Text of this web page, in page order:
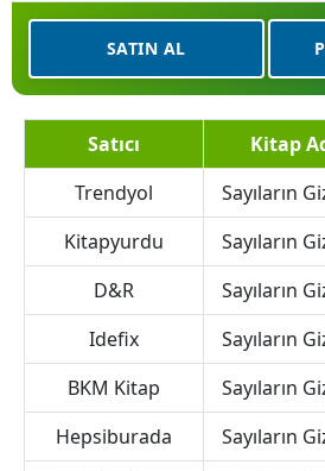
SATIN AL
Satıcı Kitap
Trendyol
Sayıların
Kitapyurdu
Sayıların
D&R
Sayıların
Idefix
Sayıların
BKM Kitap
Sayıların
Hepsiburada
Sayıların